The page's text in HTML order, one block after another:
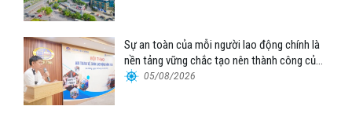
Sự an toàn của mỗi người lao động chính là
nền tảng vững chắc tạo nên thành công của
Cảng Đà Nẵng
05/08/2026